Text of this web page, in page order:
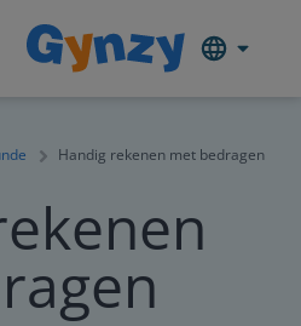
Handig rekenen met bedragen